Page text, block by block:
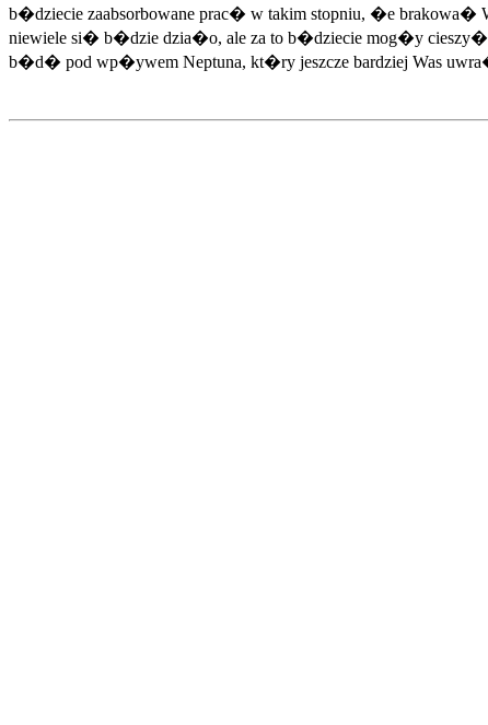
b�dziecie zaabsorbowane prac� w takim stopniu, �e brakowa�
niewiele si� b�dzie dzia�o, ale za to b�dziecie mog�y
b�d� pod wp�ywem Neptuna, kt�ry jeszcze bardziej Was